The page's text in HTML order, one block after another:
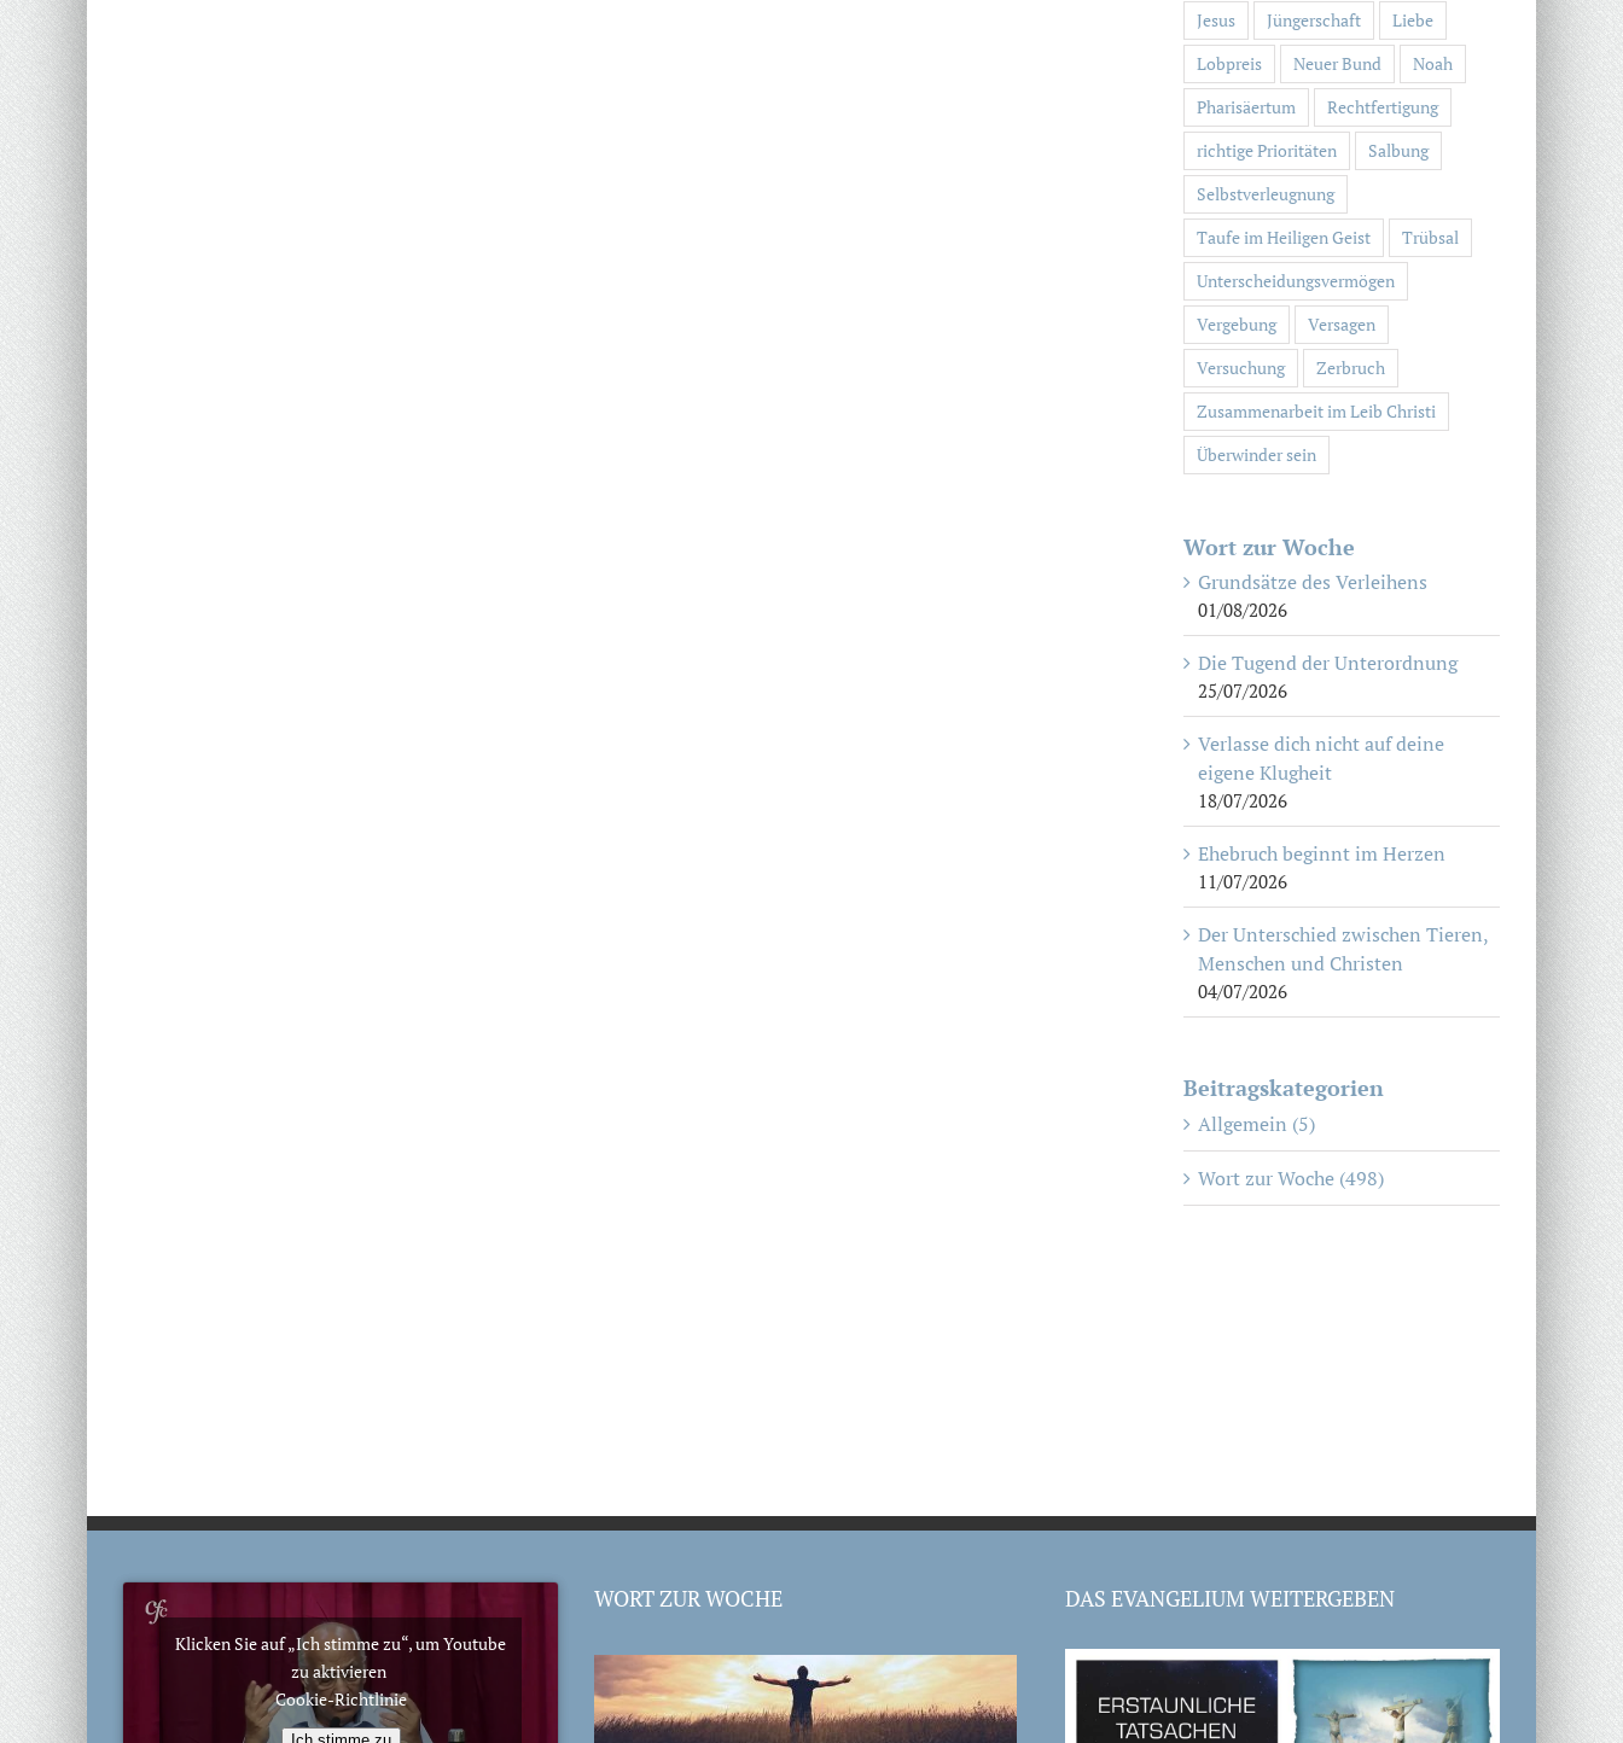
Jesus
Jüngerschaft
Liebe
Lobpreis
Neuer Bund
Noah
Pharisäertum
Rechtfertigung
richtige Prioritäten
Salbung
Selbstverleugnung
Taufe im Heiligen Geist
Trübsal
Unterscheidungsvermögen
Vergebung
Versagen
Versuchung
Zerbruch
Zusammenarbeit im Leib Christi
Überwinder sein
Wort zur Woche
Grundsätze des Verleihens
01/08/2026
Die Tugend der Unterordnung
25/07/2026
Verlasse dich nicht auf deine
eigene Klugheit
18/07/2026
Ehebruch beginnt im Herzen
11/07/2026
Der Unterschied zwischen Tieren,
Menschen und Christen
04/07/2026
Beitragskategorien
Allgemein (5)
Wort zur Woche (498)
Klicken Sie auf „Ich stimme zu“, um Youtube
zu aktivieren
Cookie-Richtlinie
WORT ZUR WOCHE DAS EVANGELIUM WEITERGEBEN